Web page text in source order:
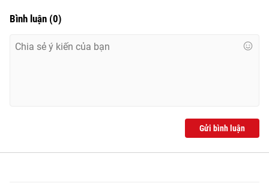
Bình luận (0)
Gửi bình luận